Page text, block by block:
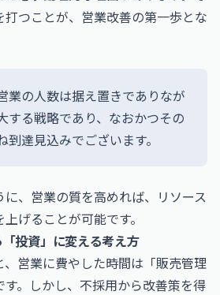
つことが、営業改善の第一歩とな
業の人数は据え置きでありなが
する戦略であり、なおかつその
到達見込みでございます。
、営業の質を高めれば、リソース
げることが可能です。
投資」に変える考え方
営業に費やした時間は「販売管理
。しかし、不採用から改善策を得